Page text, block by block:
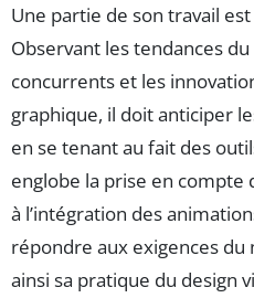
Une partie de son travail
Observant les tendances
concurrents et les
graphique, il doit anticiper
en se tenant au fait des
englobe la prise en compte
à l’intégration des
répondre aux exigences
ainsi sa pratique du design